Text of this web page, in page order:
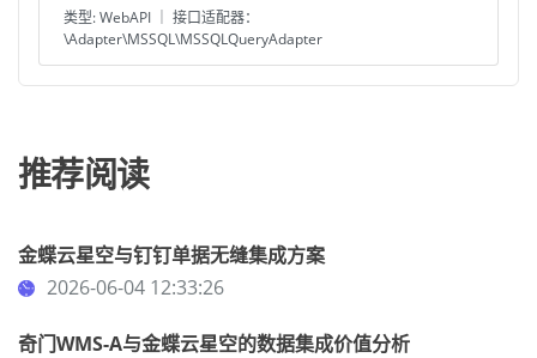
类型: WebAPI ｜ 接口适配器：
\Adapter\MSSQL\MSSQLQueryAdapter
推荐阅读
金蝶云星空与钉钉单据无缝集成方案
2026-06-04 12:33:26
奇门WMS-A与金蝶云星空的数据集成价值分析